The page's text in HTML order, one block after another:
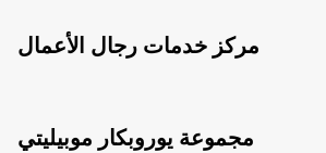
مركز خدمات رجال الأعمال
مجموعة يوروبكار موبيليتي